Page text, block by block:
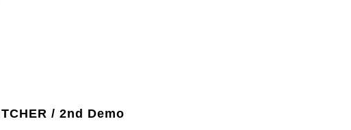
/ 2nd Demo